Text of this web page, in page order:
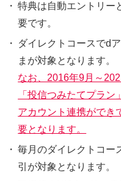
・ 特典は自動エントリー
要です。
・
ダイレクトコースでd
まが対象となります。
なお、2016年9月～
「投信つみたてプラ
アカウント連携ができ
要となります。
・ 毎月のダイレクトコー
引が対象となります。